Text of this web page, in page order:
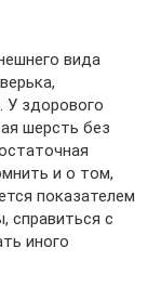
вида
У здорового
шерсть без
и о том,
показателем
справиться с
иного